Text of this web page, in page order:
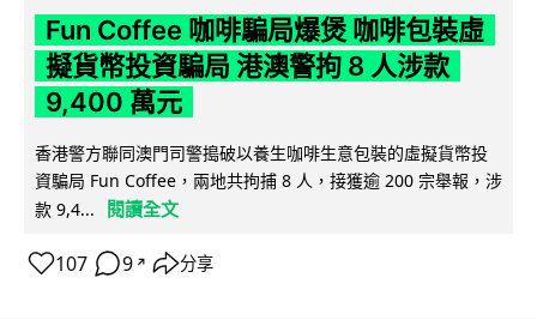
Fun Coffee 咖啡騙局爆煲 咖啡包裝虛
擬貨幣投資騙局 港澳警拘 8 人涉款
9,400 萬元
香港警方聯同澳門司警搗破以養生咖啡生意包裝的虛擬貨幣投
資騙局 Fun Coffee，兩地共拘捕 8 人，接獲逾 200 宗舉報，涉
款 9,4...
閱讀全文
107 9 ↗ 分享